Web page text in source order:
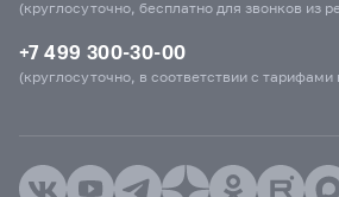
(круглосуточно, бесплатно для звонков из
+7 499 300-30-00
(круглосуточно, в соответствии с